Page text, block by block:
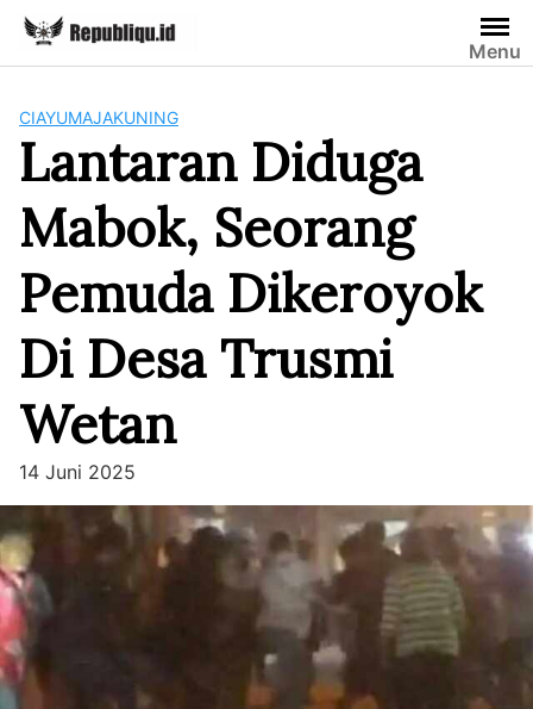
Skip
content
Menu
CIAYUMAJAKUNING
Lantaran Diduga
Mabok, Seorang
Pemuda Dikeroyok
Di Desa Trusmi
Wetan
14 Juni 2025